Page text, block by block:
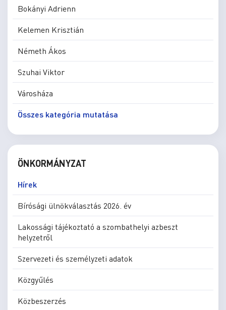
Bokányi Adrienn
Kelemen Krisztián
Németh Ákos
Szuhai Viktor
Városháza
Összes kategória mutatása
ÖNKORMÁNYZAT
Hírek
Bírósági ülnökválasztás 2026. év
Lakossági tájékoztató a szombathelyi azbeszt
helyzetről
Szervezeti és személyzeti adatok
Közgyűlés
Közbeszerzés